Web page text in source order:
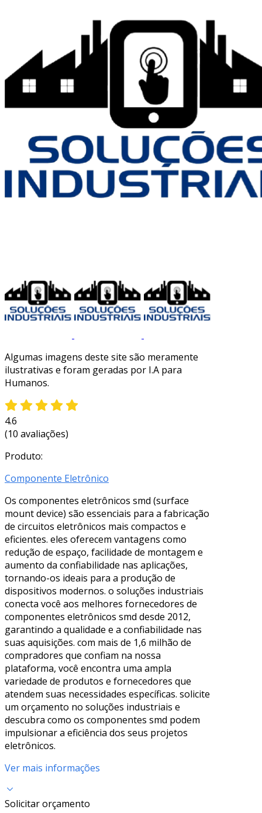
Algumas imagens deste site são meramente
ilustrativas e foram geradas por I.A para
Humanos.
4.6
(10 avaliações)
Produto:
Componente Eletrônico
Os componentes eletrônicos smd (surface
mount device) são essenciais para a fabricação
de circuitos eletrônicos mais compactos e
eficientes. eles oferecem vantagens como
redução de espaço, facilidade de montagem e
aumento da confiabilidade nas aplicações,
tornando-os ideais para a produção de
dispositivos modernos. o soluções industriais
conecta você aos melhores fornecedores de
componentes eletrônicos smd desde 2012,
garantindo a qualidade e a confiabilidade nas
suas aquisições. com mais de 1,6 milhão de
compradores que confiam na nossa
plataforma, você encontra uma ampla
variedade de produtos e fornecedores que
atendem suas necessidades específicas. solicite
um orçamento no soluções industriais e
descubra como os componentes smd podem
impulsionar a eficiência dos seus projetos
eletrônicos.
Ver mais informações
Solicitar orçamento